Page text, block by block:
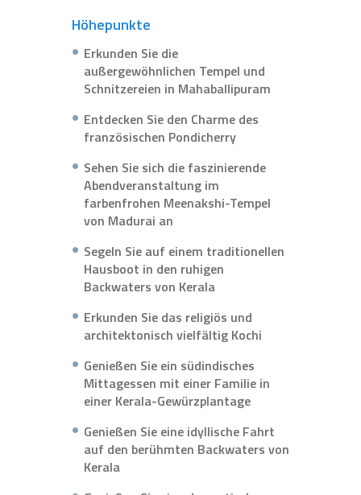
Höhepunkte
Erkunden Sie die
außergewöhnlichen Tempel und
Schnitzereien in Mahaballipuram
Entdecken Sie den Charme des
französischen Pondicherry
Sehen Sie sich die faszinierende
Abendveranstaltung im
farbenfrohen Meenakshi-Tempel
von Madurai an
Segeln Sie auf einem traditionellen
Hausboot in den ruhigen
Backwaters von Kerala
Erkunden Sie das religiös und
architektonisch vielfältig Kochi
Genießen Sie ein südindisches
Mittagessen mit einer Familie in
einer Kerala-Gewürzplantage
Genießen Sie eine idyllische Fahrt
auf den berühmten Backwaters von
Kerala